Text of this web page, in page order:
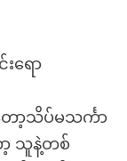
ရော
သိပ်မသင်္ကာ
ာ့ သူနဲ့တစ်